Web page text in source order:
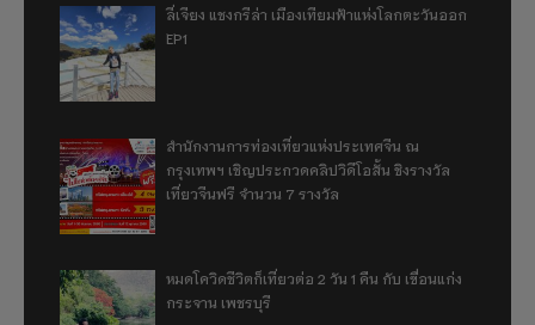
ลี่เจียง แชงกรีล่า เมืองเทียมฟ้าแห่งโลกตะวันออก
EP1
สำนักงานการท่องเที่ยวแห่งประเทศจีน ณ
กรุงเทพฯ เชิญประกวดคลิปวิดีโอสั้น ชิงรางวัล
เที่ยวจีนฟรี จำนวน 7 รางวัล
หมดโควิดชีวิตก็เที่ยวต่อ 2 วัน 1 คืน กับ เขื่อนแก่ง
กระจาน เพชรบุรี